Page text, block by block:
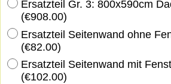
Ersatzteil Gr. 3: 800x590cm
(€908.00)
Ersatzteil Seitenwand ohne
(€82.00)
Ersatzteil Seitenwand mit
(€102.00)